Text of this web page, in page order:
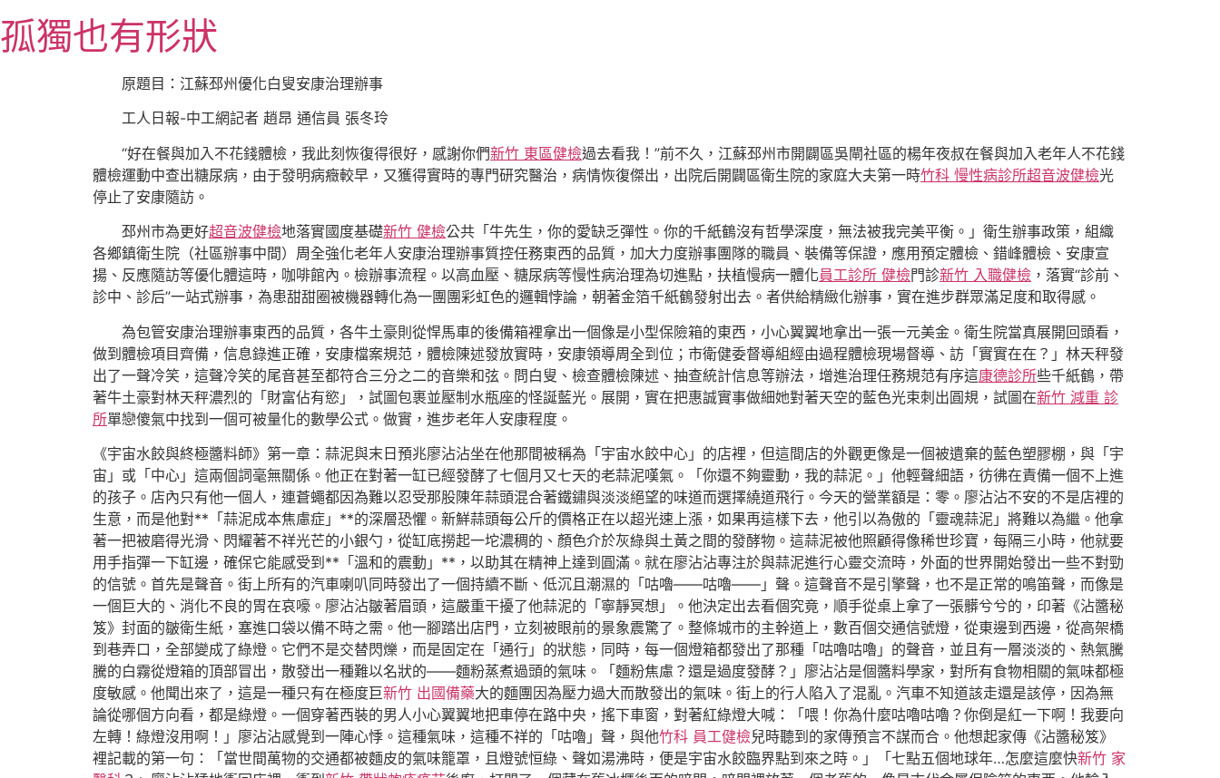
至
主
孤獨也有形狀
原題目：江蘇邳州優化白叟安康治理辦事
工人日報-中工網記者 趙昂 通信員 張冬玲
“好在餐與加入不花錢體檢，我此刻恢復得很好，感謝你們新竹 東區健檢過去看我！”前不久，江蘇邳州市開闢區吳閘社區的楊年夜叔在餐與加入老年人不花錢
體檢運動中查出糖尿病，由于發明病癥較早，又獲得實時的專門研究醫治，病情恢復傑出，出院后開闢區衛生院的家庭大夫第一時竹科 慢性病診所超音波健檢光
停止了安康隨訪。
邳州市為更好超音波健檢地落實國度基礎新竹 健檢公共「牛先生，你的愛缺乏彈性。你的千紙鶴沒有哲學深度，無法被我完美平衡。」衛生辦事政策，組織
各鄉鎮衛生院（社區辦事中間）周全強化老年人安康治理辦事質控任務東西的品質，加大力度辦事團隊的職員、裝備等保證，應用預定體檢、錯峰體檢、安康宣
揚、反應隨訪等優化體這時，咖啡館內。檢辦事流程。以高血壓、糖尿病等慢性病治理為切進點，扶植慢病一體化員工診所 健檢門診新竹 入職健檢 ，落實“診前、
診中、診后”一站式辦事，為患甜甜圈被機器轉化為一團團彩虹色的邏輯悖論，朝著金箔千紙鶴發射出去。者供給精緻化辦事，實在進步群眾滿足度和取得感。
為包管安康治理辦事東西的品質，各牛土豪則從悍馬車的後備箱裡拿出一個像是小型保險箱的東西，小心翼翼地拿出一張一元美金。衛生院當真展開回頭看，
做到體檢項目齊備，信息錄進正確，安康檔案規范，體檢陳述發放實時，安康領導周全到位；市衛健委督導組經由過程體檢現場督導、訪「實實在在？」林天秤發
出了一聲冷笑，這聲冷笑的尾音甚至都符合三分之二的音樂和弦。問白叟、檢查體檢陳述、抽查統計信息等辦法，增進治理任務規范有序這康德診所些千紙鶴，帶
著牛土豪對林天秤濃烈的「財富佔有慾」，試圖包裹並壓制水瓶座的怪誕藍光。展開，實在把惠誠實事做細她對著天空的藍色光束刺出圓規，試圖在新竹 減重 診
所單戀傻氣中找到一個可被量化的數學公式。做實，進步老年人安康程度。
《宇宙水餃與終極醬料師》第一章：蒜泥與末日預兆廖沾沾坐在他那間被稱為「宇宙水餃中心」的店裡，但這間店的外觀更像是一個被遺棄的藍色塑膠棚，與「宇
宙」或「中心」這兩個詞毫無關係。他正在對著一缸已經發酵了七個月又七天的老蒜泥嘆氣。「你還不夠靈動，我的蒜泥。」他輕聲細語，彷彿在責備一個不上進
的孩子。店內只有他一個人，連蒼蠅都因為難以忍受那股陳年蒜頭混合著鐵鏽與淡淡絕望的味道而選擇繞道飛行。今天的營業額是：零。廖沾沾不安的不是店裡的
生意，而是他對**「蒜泥成本焦慮症」**的深層恐懼。新鮮蒜頭每公斤的價格正在以超光速上漲，如果再這樣下去，他引以為傲的「靈魂蒜泥」將難以為繼。他拿
著一把被磨得光滑、閃耀著不祥光芒的小銀勺，從缸底撈起一坨濃稠的、顏色介於灰綠與土黃之間的發酵物。這蒜泥被他照顧得像稀世珍寶，每隔三小時，他就要
用手指彈一下缸邊，確保它能感受到**「溫和的震動」**，以助其在精神上達到圓滿。就在廖沾沾專注於與蒜泥進行心靈交流時，外面的世界開始發出一些不對勁
的信號。首先是聲音。街上所有的汽車喇叭同時發出了一個持續不斷、低沉且潮濕的「咕嚕——咕嚕——」聲。這聲音不是引擎聲，也不是正常的鳴笛聲，而像是
一個巨大的、消化不良的胃在哀嚎。廖沾沾皺著眉頭，這嚴重干擾了他蒜泥的「寧靜冥想」。他決定出去看個究竟，順手從桌上拿了一張髒兮兮的，印著《沾醬秘
笈》封面的皺衛生紙，塞進口袋以備不時之需。他一腳踏出店門，立刻被眼前的景象震驚了。整條城市的主幹道上，數百個交通信號燈，從東邊到西邊，從高架橋
到巷弄口，全部變成了綠燈。它們不是交替閃爍，而是固定在「通行」的狀態，同時，每一個燈箱都發出了那種「咕嚕咕嚕」的聲音，並且有一層淡淡的、熱氣騰
騰的白霧從燈箱的頂部冒出，散發出一種難以名狀的——麵粉蒸煮過頭的氣味。「麵粉焦慮？還是過度發酵？」廖沾沾是個醬料學家，對所有食物相關的氣味都極
度敏感。他聞出來了，這是一種只有在極度巨新竹 出國備藥大的麵團因為壓力過大而散發出的氣味。街上的行人陷入了混亂。汽車不知道該走還是該停，因為無
論從哪個方向看，都是綠燈。一個穿著西裝的男人小心翼翼地把車停在路中央，搖下車窗，對著紅綠燈大喊：「喂！你為什麼咕嚕咕嚕？你倒是紅一下啊！我要向
左轉！綠燈沒用啊！」廖沾沾感覺到一陣心悸。這種氣味，這種不祥的「咕嚕」聲，與他竹科 員工健檢兒時聽到的家傳預言不謀而合。他想起家傳《沾醬秘笈》
裡記載的第一句：「當世間萬物的交通都被麵皮的氣味籠罩，且燈號恒綠、聲如湯沸時，便是宇宙水餃臨界點到來之時。」「七點五個地球年…怎麼這麼快新竹 家